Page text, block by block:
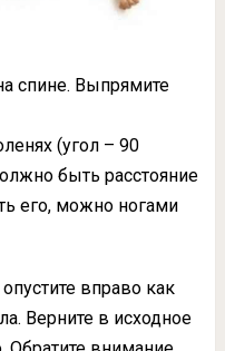
спине. Выпрямите
(угол – 90
быть расстояние
его, можно ногами
вправо как
Верните в исходное